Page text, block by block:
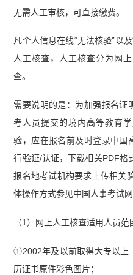
无需人工审核，可直接缴费。
凡个人信息在线“无法核验”以
人工核查，人工核查分为网
查。
需要说明的是：为加强报名证
考人员提交的境内高等教育
验，应在报名前及时登录中国
行验证/认证，下载相关PDF格
报名地考试机构要求上传相关
体操作方式参见中国人事考试网
（1）网上人工核查适用人员
①2002年及以前取得大专以上
历证书原件彩色图片；